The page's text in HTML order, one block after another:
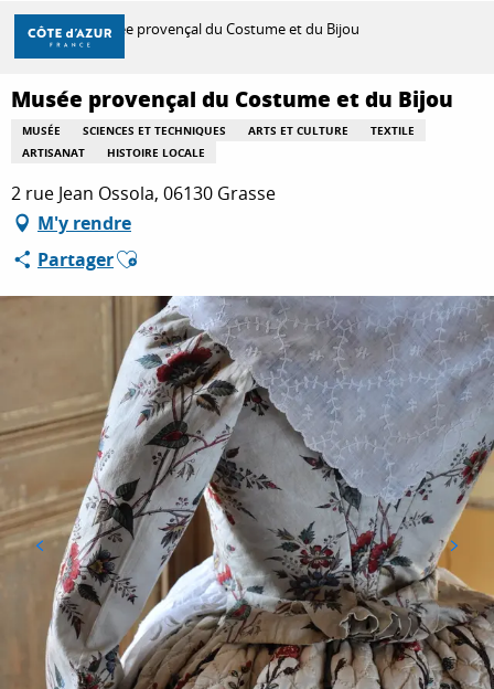
Aller
contenu
principal
DÉCOUVRIR
À FAIRE
SÉJOURNER
Accueil Musée provençal du Costume et du Bijou
Musée provençal du Costume et du Bijou
MUSÉE SCIENCES ET TECHNIQUES ARTS ET CULTURE
TEXTILE
ARTISANAT
HISTOIRE LOCALE
2 rue Jean Ossola, 06130 Grasse
M'y rendre
PartagerAjouter aux favoris